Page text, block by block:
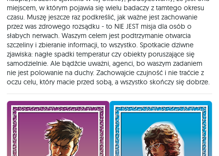
miejscem, w którym pojawia się wielu badaczy z tamtego okresu
czasu. Muszę jeszcze raz podkreślić, jak ważne jest zachowanie
przez was zdrowego rozsądku - to NIE JEST misja dla osób o
słabych nerwach. Waszym celem jest podtrzymanie otwarcia
szczeliny i zbieranie informacji, to wszystko. Spotkacie dziwne
zjawiska: nagłe spadki temperatur czy obiekty poruszające się
samodzielnie. Ale bądźcie uważni, agenci, bo waszym zadaniem
nie jest polowanie na duchy. Zachowajcie czujność i nie traćcie z
oczu celu, który macie przed sobą, a wszystko skończy się dobrze.